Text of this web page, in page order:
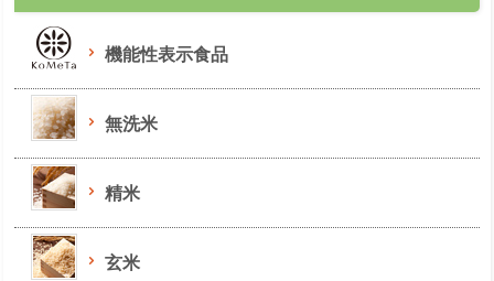
機能性表示食品
無洗米
精米
玄米